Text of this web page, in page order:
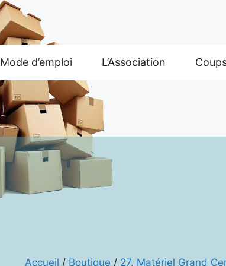
Mode d’emploi L’Association
Accueil / Boutique / 27. Matériel Grand